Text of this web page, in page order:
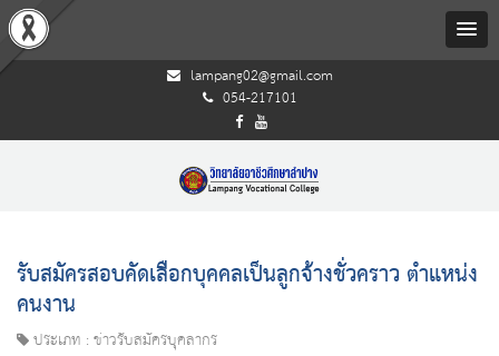
lampang02@gmail.com
054-217101
รับสมัครสอบคัดเลือกบุคคลเป็นลูกจ้างชั่วคราว ตำแหน่ง
คนงาน
ประเภท : ข่าวรับสมัครบุคลากร